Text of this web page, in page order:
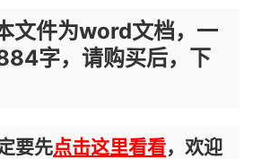
文件为word文档，一
字，请购买后，下
要先点击这里看看，欢迎